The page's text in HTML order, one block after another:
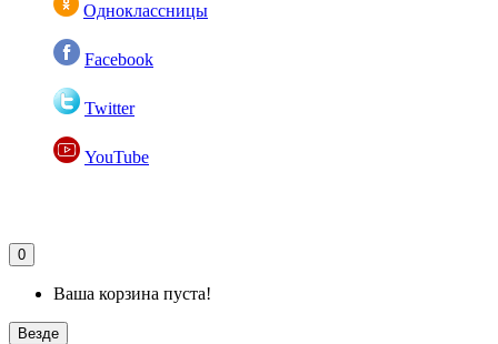
Одноклассницы
Facebook
Twitter
YouTube
0
Ваша корзина пуста!
Везде